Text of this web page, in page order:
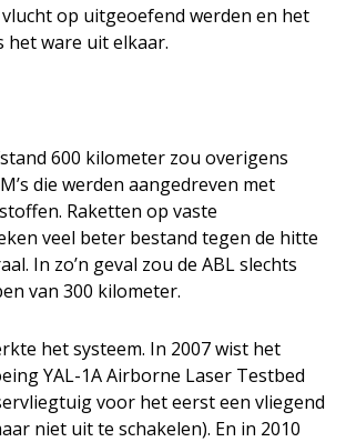
op uitgeoefend werden en het
het ware uit elkaar.
600 kilometer zou overigens
die werden aangedreven met
Raketten op vaste
veel beter bestand tegen de hitte
In zo’n geval zou de ABL slechts
van 300 kilometer.
het systeem. In 2007 wist het
YAL-1A Airborne Laser Testbed
voor het eerst een vliegend
niet uit te schakelen). En in 2010